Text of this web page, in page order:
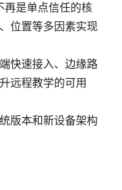
是单点信任的核
位置等多因素实现
快速接入、边缘路
远程教学的可用
版本和新设备架构